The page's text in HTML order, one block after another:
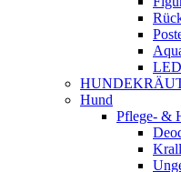
Hund
Pflege- &